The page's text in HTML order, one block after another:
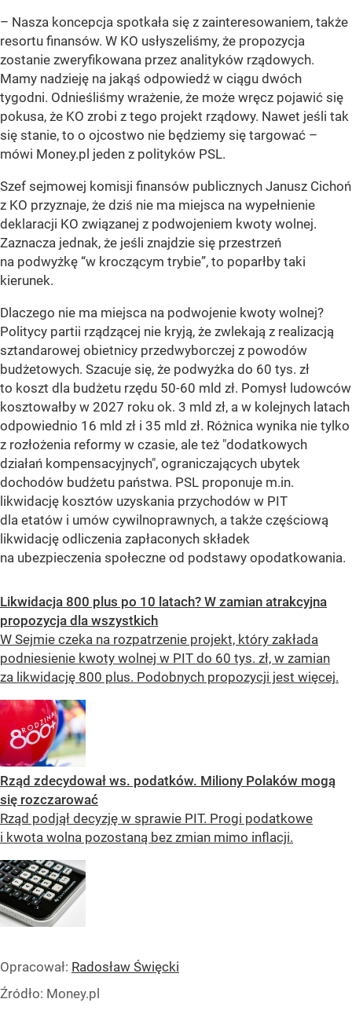
– Nasza koncepcja spotkała się z zainteresowaniem, także
resortu finansów. W KO usłyszeliśmy, że propozycja
zostanie zweryfikowana przez analityków rządowych.
Mamy nadzieję na jakąś odpowiedź w ciągu dwóch
tygodni. Odnieśliśmy wrażenie, że może wręcz pojawić się
pokusa, że KO zrobi z tego projekt rządowy. Nawet jeśli tak
się stanie, to o ojcostwo nie będziemy się targować –
mówi Money.pl jeden z polityków PSL.
Szef sejmowej komisji finansów publicznych Janusz Cichoń
z KO przyznaje, że dziś nie ma miejsca na wypełnienie
deklaracji KO związanej z podwojeniem kwoty wolnej.
Zaznacza jednak, że jeśli znajdzie się przestrzeń
na podwyżkę “w kroczącym trybie”, to poparłby taki
kierunek.
Dlaczego nie ma miejsca na podwojenie kwoty wolnej?
Politycy partii rządzącej nie kryją, że zwlekają z realizacją
sztandarowej obietnicy przedwyborczej z powodów
budżetowych. Szacuje się, że podwyżka do 60 tys. zł
to koszt dla budżetu rzędu 50-60 mld zł. Pomysł ludowców
kosztowałby w 2027 roku ok. 3 mld zł, a w kolejnych latach
odpowiednio 16 mld zł i 35 mld zł. Różnica wynika nie tylko
z rozłożenia reformy w czasie, ale też "dodatkowych
działań kompensacyjnych", ograniczających ubytek
dochodów budżetu państwa. PSL proponuje m.in.
likwidację kosztów uzyskania przychodów w PIT
dla etatów i umów cywilnoprawnych, a także częściową
likwidację odliczenia zapłaconych składek
na ubezpieczenia społeczne od podstawy opodatkowania.
Likwidacja 800 plus po 10 latach? W zamian atrakcyjna
propozycja dla wszystkich
W Sejmie czeka na rozpatrzenie projekt, który zakłada
podniesienie kwoty wolnej w PIT do 60 tys. zł, w zamian
za likwidację 800 plus. Podobnych propozycji jest więcej.
Rząd zdecydował ws. podatków. Miliony Polaków mogą
się rozczarować
Rząd podjął decyzję w sprawie PIT. Progi podatkowe
i kwota wolna pozostaną bez zmian mimo inflacji.
Opracował: Radosław Święcki
Źródło: Money.pl